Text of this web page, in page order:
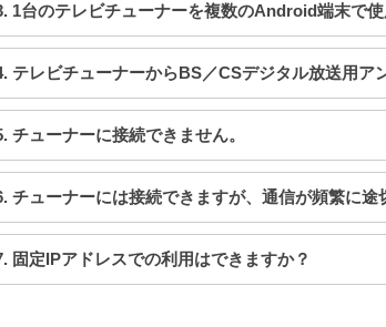
1台のテレビチューナーを複数のAndroid端末で使
テレビチューナーからBS／CSデジタル放送用ア
チューナーに接続できません。
チューナーには接続できますが、通信が頻繁に途
固定IPアドレスでの利用はできますか？